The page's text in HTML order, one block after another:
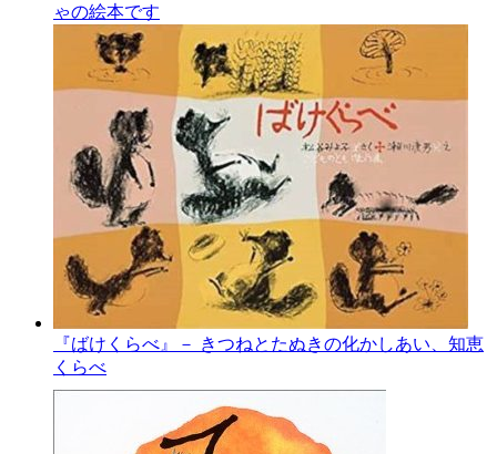
ゃの絵本です
『ばけくらべ』－ きつねとたぬきの化かしあい、知恵
くらべ